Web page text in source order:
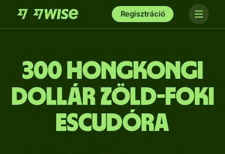
Regisztráció
300 hongkongi
dollár zöld-foki
escudóra